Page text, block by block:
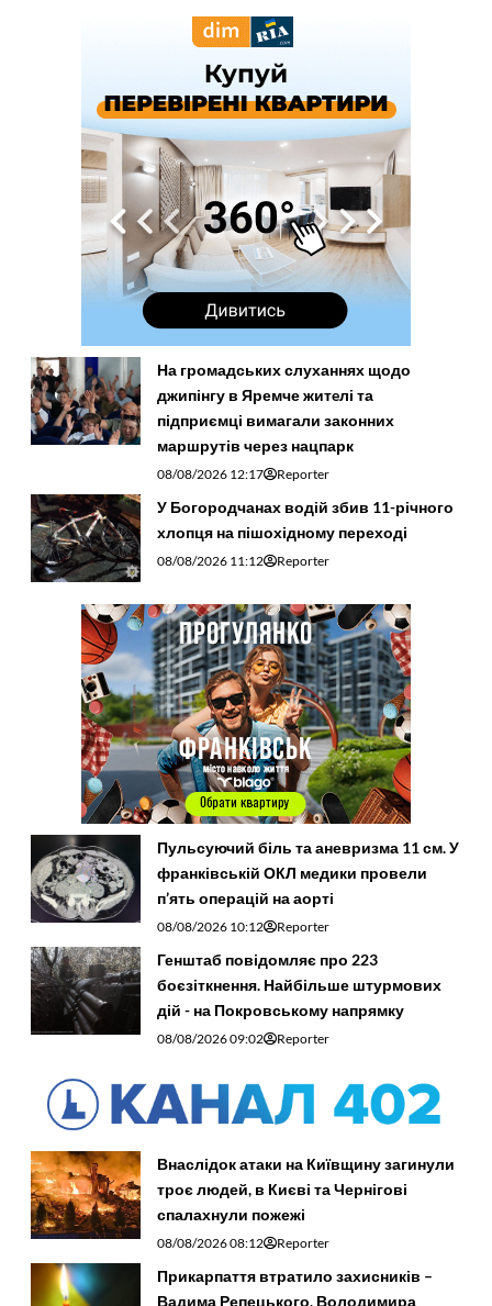
На громадських слуханнях щодо
джипінгу в Яремче житeлі та
підприємці вимагали законних
маршрутів через нацпарк
08/08/2026 12:17 Reporter
У Богородчанах водій збив 11-річного
хлопця на пішохідному переході
08/08/2026 11:12 Reporter
Пульсуючий біль та аневризма 11 см. У
франківській ОКЛ медики провели
п’ять операцій на аорті
08/08/2026 10:12 Reporter
Генштаб повідомляє про 223
боєзіткнення. Найбільше штурмових
дій - на Покровському напрямку
08/08/2026 09:02 Reporter
Внаслідок атаки на Київщину загинули
троє людей, в Києві та Чернігові
спалахнули пожежі
08/08/2026 08:12 Reporter
Прикарпаття втратило захисників –
Вадима Репецького, Володимира